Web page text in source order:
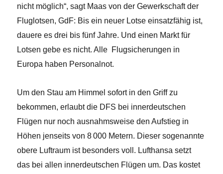
nicht möglich“, sagt Maas von der Gewerkschaft der
Fluglotsen, GdF: Bis ein neuer Lotse einsatzfähig ist,
dauere es drei bis fünf Jahre. Und einen Markt für
Lotsen gebe es nicht. Alle Flugsicherungen in
Europa haben Personalnot.
Um den Stau am Himmel sofort in den Griff zu
bekommen, erlaubt die DFS bei innerdeutschen
Flügen nur noch ausnahmsweise den Aufstieg in
Höhen jenseits von 8 000 Metern. Dieser sogenannte
obere Luftraum ist besonders voll. Lufthansa setzt
das bei allen innerdeutschen Flügen um. Das kostet